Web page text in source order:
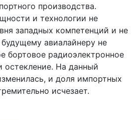
производства.
и технологии не
западных компетенций и не
авиалайнеру не
бортовое радиоэлектронное
остекление. На данный
и доля импортных
исчезает.